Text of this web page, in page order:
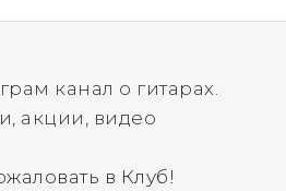
канал о гитарах.
акции, видео
в Клуб!